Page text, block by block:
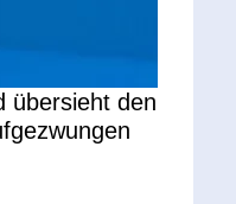
übersieht den